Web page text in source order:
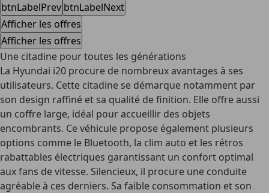
btnLabelPrev btnLabelNext
Afficher les offres
Afficher les offres
Une citadine pour toutes les générations
La Hyundai i20 procure de nombreux avantages à ses
utilisateurs. Cette citadine se démarque notamment par
son design raffiné et sa qualité de finition. Elle offre aussi
un coffre large, idéal pour accueillir des objets
encombrants. Ce véhicule propose également plusieurs
options comme le Bluetooth, la clim auto et les rétros
rabattables électriques garantissant un confort optimal
aux fans de vitesse. Silencieux, il procure une conduite
agréable à ces derniers. Sa faible consommation et son